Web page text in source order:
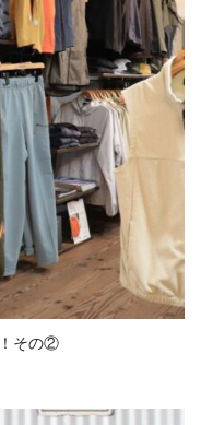
！その②